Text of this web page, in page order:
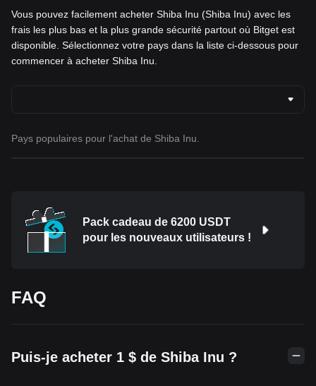
Vous pouvez facilement acheter Shiba Inu (Shiba Inu) avec les
frais les plus bas et la plus grande sécurité partout où Bitget est
disponible. Sélectionnez votre pays dans la liste ci-dessous pour
commencer à acheter Shiba Inu.
Pays populaires pour l'achat de Shiba Inu.
Pack cadeau de 6200 USDT
pour les nouveaux utilisateurs !
FAQ
Puis-je acheter 1 $ de Shiba Inu ?